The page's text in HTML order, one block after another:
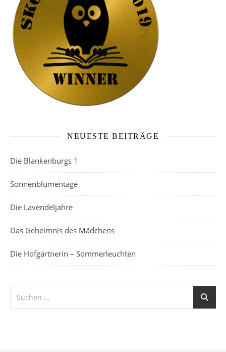
NEUESTE BEITRÄGE
Die Blankenburgs 1
Sonnenblumentage
Die Lavendeljahre
Das Geheimnis des Mädchens
Die Hofgärtnerin – Sommerleuchten